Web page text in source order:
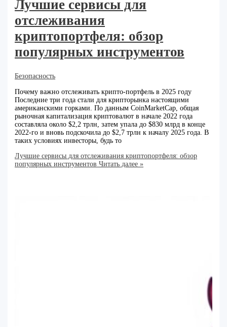
Лучшие сервисы для
отслеживания
криптопортфеля: обзор
популярных инструментов
Безопасность
Почему важно отслеживать крипто-портфель в 2025 году
Последние три года стали для крипторынка настоящими
американскими горками. По данным CoinMarketCap, общая
рыночная капитализация криптовалют в начале 2022 года
составляла около $2,2 трлн, затем упала до $830 млрд в конце
2022-го и вновь подскочила до $2,7 трлн к началу 2025 года. В
таких условиях инвесторы, будь то
Лучшие сервисы для отслеживания криптопортфеля: обзор
популярных инструментов Читать далее »